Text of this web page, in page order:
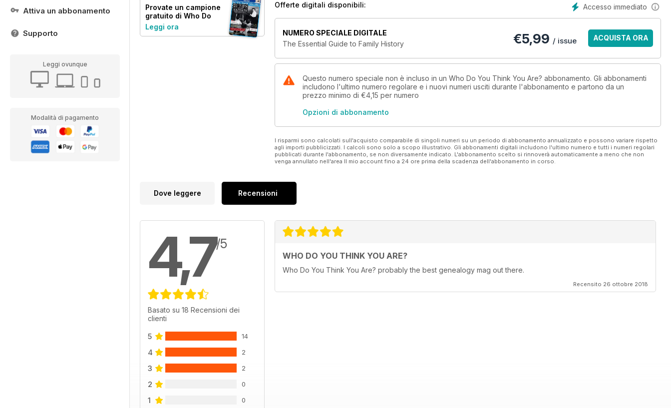
Attiva un abbonamento
Supporto
Leggi ovunque
Modalità di pagamento
Provate un campione
gratuito di Who Do
You Think You Are?
Leggi ora
Accesso immediato
Offerte digitali disponibili:
NUMERO SPECIALE DIGITALE
The Essential Guide to Family History
€5,99 / issue ACQUISTA ORA
Questo numero speciale non è incluso in un Who Do You Think You Are? abbonamento. Gli abbonamenti
includono l'ultimo numero regolare e i nuovi numeri usciti durante l'abbonamento e partono da un
prezzo minimo di €4,15 per numero
Opzioni di abbonamento
I risparmi sono calcolati sull'acquisto comparabile di singoli numeri su un periodo di abbonamento annualizzato e possono variare rispetto
agli importi pubblicizzati. I calcoli sono solo a scopo illustrativo. Gli abbonamenti digitali includono l'ultimo numero e tutti i numeri regolari
pubblicati durante l'abbonamento, se non diversamente indicato. L'abbonamento scelto si rinnoverà automaticamente a meno che non
venga annullato nell'area Il mio account fino a 24 ore prima della scadenza dell'abbonamento in corso.
Dove leggere Recensioni
4,7/5
Basato su 18 Recensioni dei
clienti
5 14
4 2
3 2
2 0
1 0
WHO DO YOU THINK YOU ARE?
Who Do You Think You Are? probably the best genealogy mag out there.
Recensito 26 ottobre 2018